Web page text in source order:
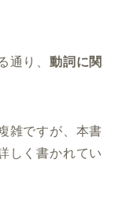
通り、 動詞に関
雑ですが、本書
しく書かれてい